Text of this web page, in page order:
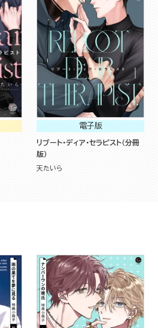
電子版
リブート・ディア・セラピスト（分冊
版）
天たいら